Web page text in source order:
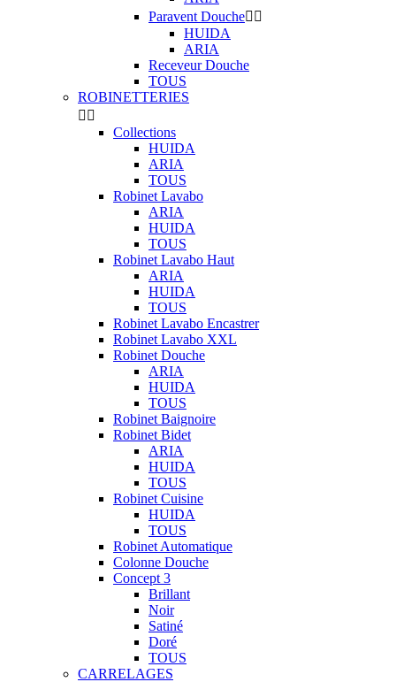
Paravent Douche 
HUIDA
ARIA
Receveur Douche
TOUS
ROBINETTERIES
 
Collections
HUIDA
ARIA
TOUS
Robinet Lavabo
ARIA
HUIDA
TOUS
Robinet Lavabo Haut
ARIA
HUIDA
TOUS
Robinet Lavabo Encastrer
Robinet Lavabo XXL
Robinet Douche
ARIA
HUIDA
TOUS
Robinet Baignoire
Robinet Bidet
ARIA
HUIDA
TOUS
Robinet Cuisine
HUIDA
TOUS
Robinet Automatique
Colonne Douche
Concept 3
Brillant
Noir
Satiné
Doré
TOUS
CARRELAGES